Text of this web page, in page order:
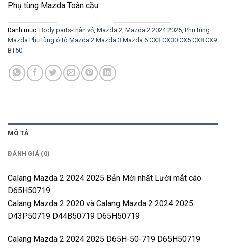
Phụ tùng Mazda Toàn cầu
Danh mục: Body parts-thân vỏ, Mazda 2, Mazda 2 2024 2025, Phụ tùng
Mazda Phụ tùng ô tô Mazda 2 Mazda 3 Mazda 6 CX3 CX30 CX5 CX8 CX9
BT50
MÔ TẢ
ĐÁNH GIÁ (0)
Calang Mazda 2 2024 2025 Bản Mới nhất Lưới mắt cáo
D65H50719
Calang Mazda 2 2020 và Calang Mazda 2 2024 2025
D43P50719 D44B50719 D65H50719
Calang Mazda 2 2024 2025 D65H-50-719 D65H50719